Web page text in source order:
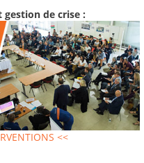
gestion de crise :
<<